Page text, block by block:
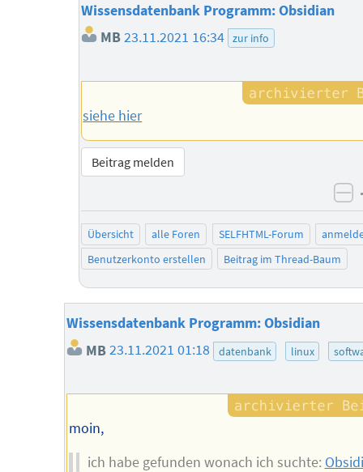
Wissensdatenbank Programm: Obsidian
MB 23.11.2021 16:34 zur info
siehe hier
Beitrag melden
Übersicht alle Foren SELFHTML-Forum
Benutzerkonto erstellen
Beitrag im Thread-Baum
Wissensdatenbank Programm: Obsidian
MB23.11.2021 01:18 datenbank linux
moin,
ich habe gefunden wonach ich suchte: